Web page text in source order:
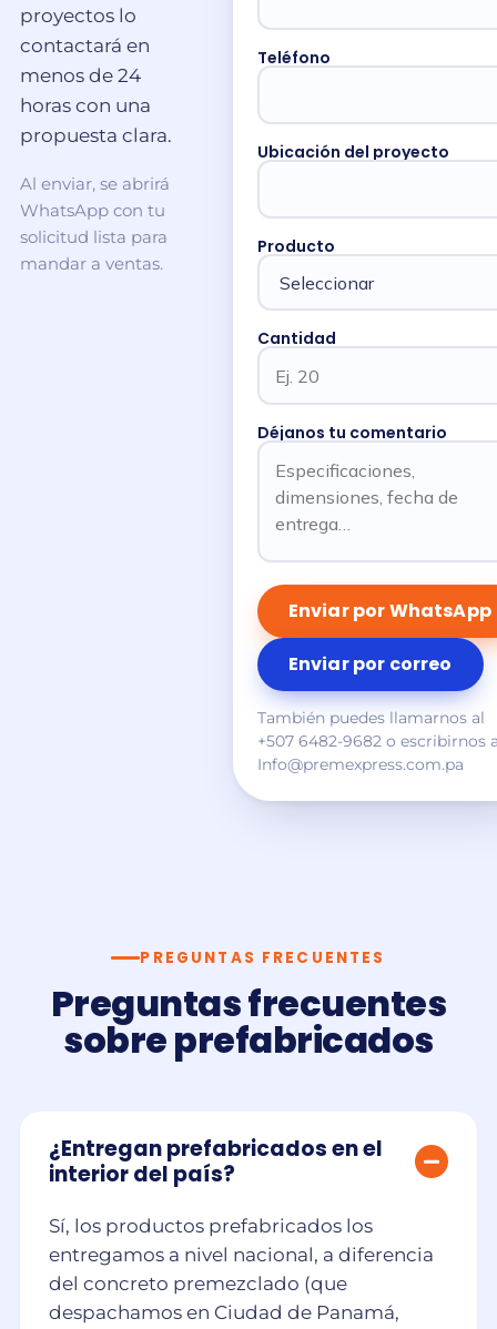
proyectos lo
contactará en
menos de 24
horas con una
propuesta clara.
Al enviar, se abrirá
WhatsApp con tu
solicitud lista para
mandar a ventas.
Teléfono
Ubicación del proyecto
Producto
Cantidad
Déjanos tu comentario
Enviar por WhatsApp
Enviar por correo
También puedes llamarnos al
+507 6482-9682 o escribirnos
Info@premexpress.com.pa
PREGUNTAS FRECUENTES
Preguntas frecuentes
sobre prefabricados
¿Entregan prefabricados en el
interior del país?
Sí, los productos prefabricados los
entregamos a nivel nacional, a diferencia
del concreto premezclado (que
despachamos en Ciudad de Panamá,